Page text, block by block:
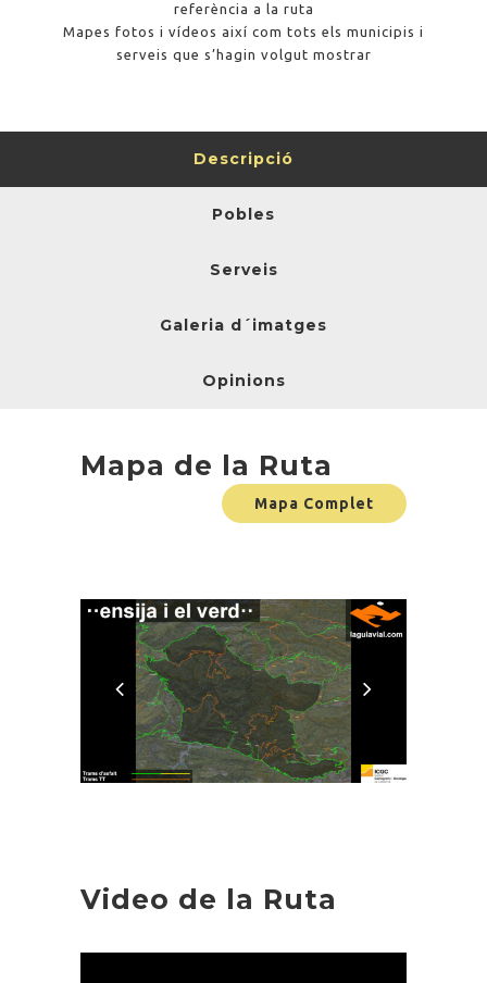
referència a la ruta
Mapes fotos i vídeos així com tots els municipis i
serveis que s’hagin volgut mostrar
Descripció
Pobles
Serveis
Galeria d´imatges
Opinions
Mapa de la Ruta
Mapa Complet
Video de la Ruta